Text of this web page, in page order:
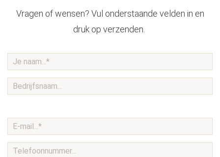
Vragen of wensen? Vul onderstaande velden in en
druk op verzenden.